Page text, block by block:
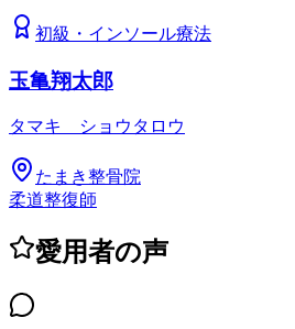
初級 ・ インソール療法
玉亀翔太郎
タマキ ショウタロウ
たまき整骨院
柔道整復師
愛用者の声